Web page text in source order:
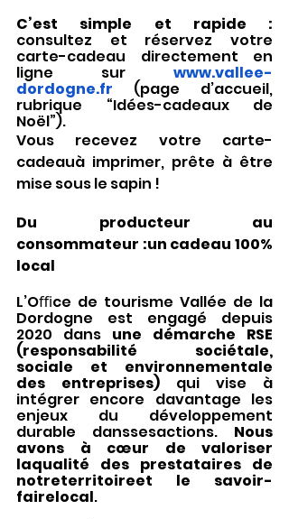
consultez et réservez votre
carte-cadeau directement en
ligne sur www.vallee-
dordogne.fr (page d’accueil,
rubrique “Idées-cadeaux de
Noël”).
Vous recevez votre carte-
cadeauà imprimer, prête à être
mise sous le sapin !
Du producteur au
consommateur :un cadeau 100%
local
L’Oﬃce de tourisme Vallée de la
Dordogne est engagé depuis
2020 dans une démarche RSE
(responsabilité sociétale,
sociale et environnementale
des entreprises) qui vise à
intégrer encore davantage les
enjeux du développement
durable danssesactions. Nous
avons à cœur de valoriser
laqualité des prestataires de
notreterritoireet le savoir-
fairelocal.